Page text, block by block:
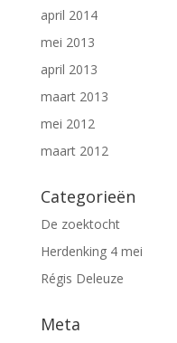
april 2014
mei 2013
april 2013
maart 2013
mei 2012
maart 2012
Categorieën
De zoektocht
Herdenking 4 mei
Régis Deleuze
Meta